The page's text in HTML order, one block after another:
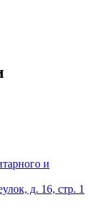
и
д. 16, стр. 1